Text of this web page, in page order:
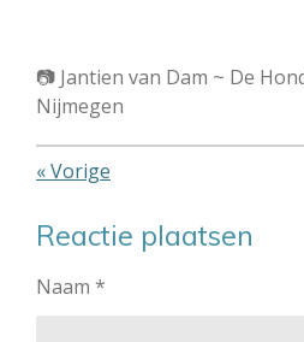
📷 Jantien van Dam ~ De
Nijmegen
«Vorige
Reactie plaatsen
Naam *